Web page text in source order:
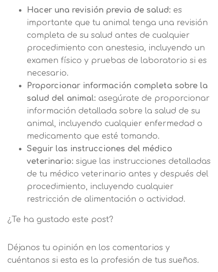
Hacer una revisión previa de salud: es
importante que tu animal tenga una revisión
completa de su salud antes de cualquier
procedimiento con anestesia, incluyendo un
examen físico y pruebas de laboratorio si es
necesario.
Proporcionar información completa sobre la
salud del animal: asegúrate de proporcionar
información detallada sobre la salud de su
animal, incluyendo cualquier enfermedad o
medicamento que esté tomando.
Seguir las instrucciones del médico
veterinario: sigue las instrucciones detalladas
de tu médico veterinario antes y después del
procedimiento, incluyendo cualquier
restricción de alimentación o actividad.
¿Te ha gustado este post?
Déjanos tu opinión en los comentarios y
cuéntanos si esta es la profesión de tus sueños.
Acepto el tratamiento de mis datos con la
finalidad prevista en la información
básica
Seguir navegando
Leer más